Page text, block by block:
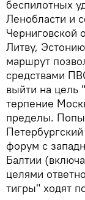
беспилотных
Ленобласти и
Черниговской
Литву,
маршрут
средствами
выйти на цель
терпение
пределы.
форум с
Балтии
целями
тигры" ходят